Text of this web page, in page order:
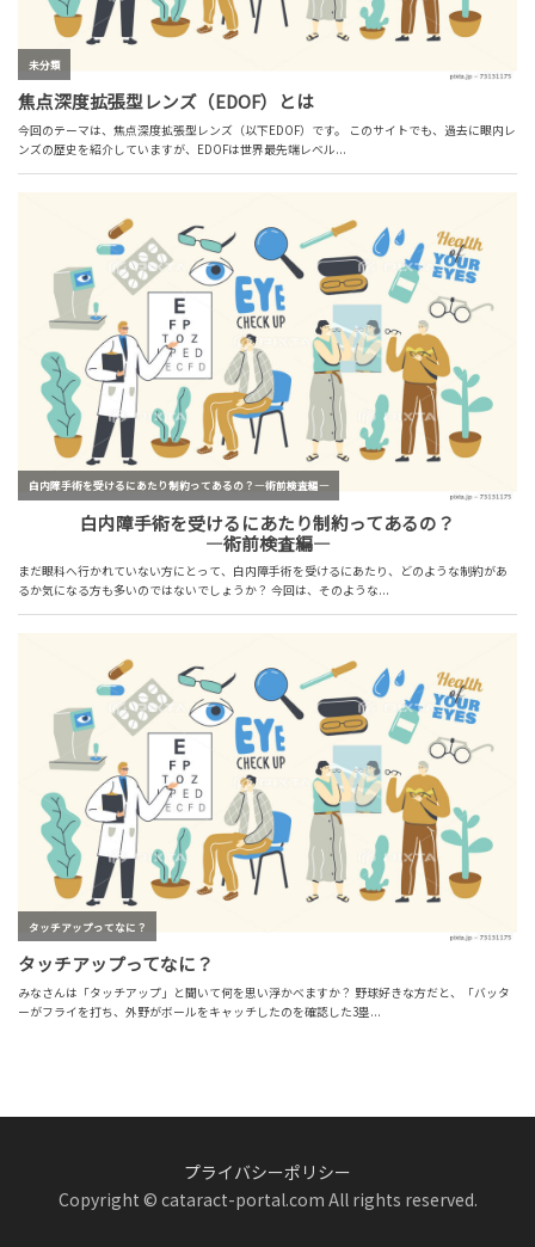
プライバシーポリシー
Copyright © cataract-portal.com All rights reserved.